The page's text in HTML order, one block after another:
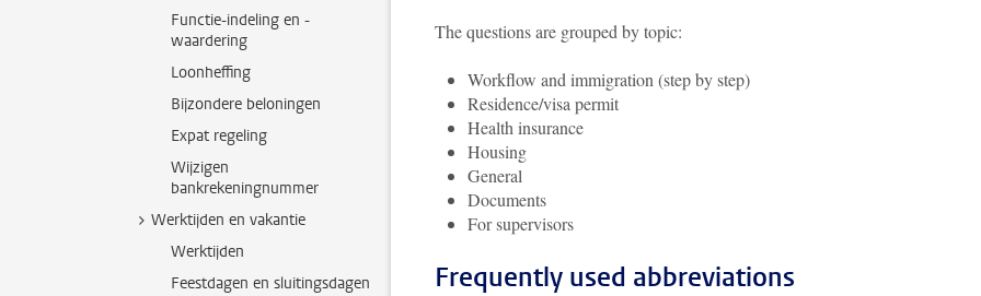
Functie-indeling en -
waardering
Loonheffing
Bijzondere beloningen
Expat regeling
Wijzigen
bankrekeningnummer
Werktijden en vakantie
Werktijden
Feestdagen en sluitingsdagen
The questions are grouped by topic:
Workflow and immigration (step by step)
Residence/visa permit
Health insurance
Housing
General
Documents
For supervisors
Frequently used abbreviations